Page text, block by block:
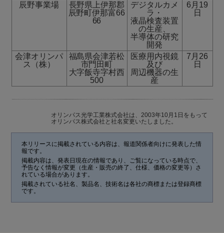
辰野事業場
長野県上伊那郡
辰野町伊那富66
66
デジタルカメ
ラ・
液晶検査装置
の生産、
半導体の研究
開発
6月19
日
会津オリンパ
ス（株）
福島県会津若松
市門田町
大字飯寺字村西
500
医療用内視鏡
及び
周辺機器の生
産
7月26
日
オリンパス光学工業株式会社は、2003年10月1日をもって
オリンパス株式会社と社名変更いたしました。
本リリースに掲載されている内容は、報道関係者向けに発表した情
報です。
掲載内容は、発表日現在の情報であり、ご覧になっている時点で、
予告なく情報が変更（生産・販売の終了、仕様、価格の変更等）さ
れている場合があります。
掲載されている社名、製品名、技術名は各社の商標または登録商標
です。